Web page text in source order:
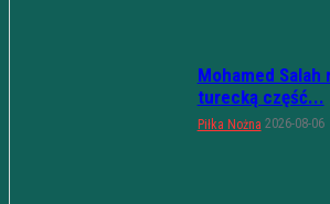
Mohamed Salah
turecką część...
Piłka Nożna 2026-08-06